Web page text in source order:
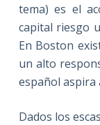
tema) es el
capital riesgo
En Boston
un alto
español aspira
Dados los